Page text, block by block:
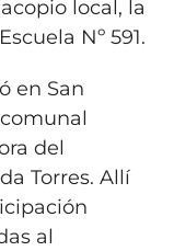
local, la
Nº 591.
en San
del
Torres. Allí
al